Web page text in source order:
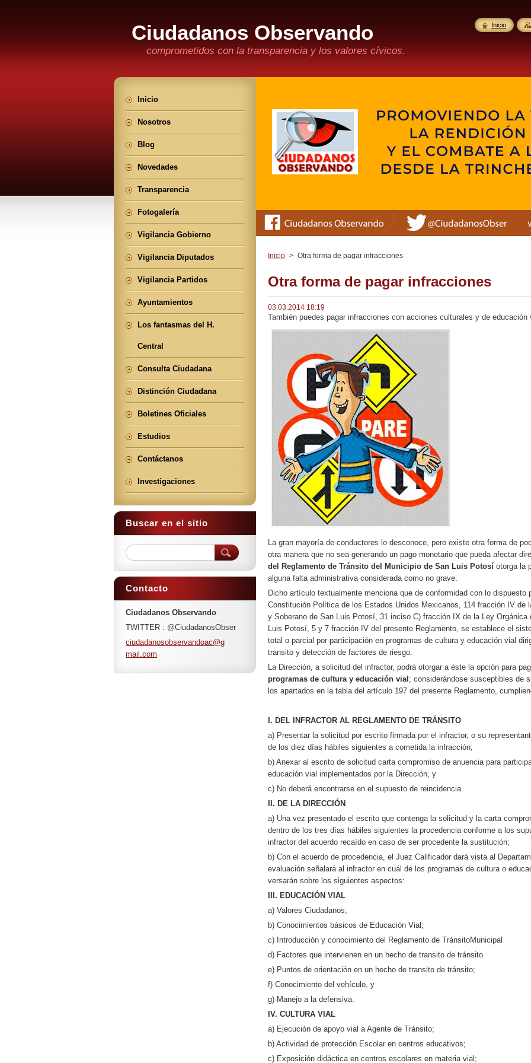
Ciudadanos Observando
comprometidos con la transparencia y los valores cívicos.
Inicio > Otra forma de pagar infracciones
Otra forma de pagar infracciones
03.03.2014 18:19
También puedes pagar infracciones con acciones culturales y de educación
La gran mayoría de conductores lo desconoce, pero existe otra forma de
otra manera que no sea generando un pago monetario que pueda afectar
del Reglamento de Tránsito del Municipio de San Luis Potosí otorga la
alguna falta administrativa considerada como no grave.
Dicho artículo textualmente menciona que de conformidad con lo
Constitución Política de los Estados Unidos Mexicanos, 114 fracción IV de
y Soberano de San Luis Potosí, 31 inciso C) fracción IX de la Ley
Luis Potosí, 5 y 7 fracción IV del presente Reglamento, se establece el
total o parcial por participación en programas de cultura y educación vial
transito y detección de factores de riesgo.
La Dirección, a solicitud del infractor, podrá otorgar a éste la opción para
programas de cultura y educación vial ; considerándose susceptibles de
los apartados en la tabla del artículo 197 del presente Reglamento,
I. DEL INFRACTOR AL REGLAMENTO DE TRÁNSITO
a) Presentar la solicitud por escrito firmada por el infractor, o su
de los diez días hábiles siguientes a cometida la infracción;
b) Anexar al escrito de solicitud carta compromiso de anuencia para
educación vial implementados por la Dirección, y
c) No deberá encontrarse en el supuesto de reincidencia.
II. DE LA DIRECCIÓN
a) Una vez presentado el escrito que contenga la solicitud y la carta
dentro de los tres días hábiles siguientes la procedencia conforme a los
infractor del acuerdo recaído en caso de ser procedente la sustitución;
b) Con el acuerdo de procedencia, el Juez Calificador dará vista al
evaluación señalará al infractor en cuál de los programas de cultura o
versarán sobre los siguientes aspectos:
III. EDUCACIÓN VIAL
a) Valores Ciudadanos;
b) Conocimientos básicos de Educación Vial;
c) Introducción y conocimiento del Reglamento de TránsitoMunicipal
d) Factores que intervienen en un hecho de transito de tránsito
e) Puntos de orientación en un hecho de transito de tránsito;
f) Conocimiento del vehículo, y
g) Manejo a la defensiva.
IV. CULTURA VIAL
a) Ejecución de apoyo vial a Agente de Tránsito;
b) Actividad de protección Escolar en centros educativos;
c) Exposición didáctica en centros escolares en materia vial;
Inicio
Nosotros
Blog
Novedades
Transparencia
Fotogalería
Vigilancia Gobierno
Vigilancia Diputados
Vigilancia Partidos
Ayuntamientos
Los fantasmas del H.
Central
Consulta Ciudadana
Distinción Ciudadana
Boletines Oficiales
Estudios
Contáctanos
Investigaciones
Buscar en el sitio
Contacto
Ciudadanos Observando
TWITTER : @CiudadanosObser
ciudadanosobservandoac@g
mail.com
Inicio